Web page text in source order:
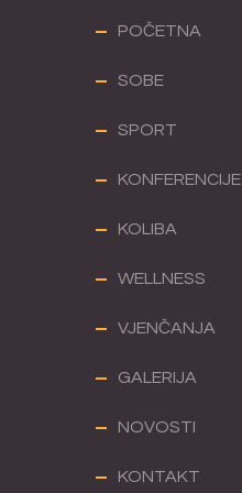
POČETNA
SOBE
SPORT
KONFERENCIJE
KOLIBA
WELLNESS
VJENČANJA
GALERIJA
NOVOSTI
KONTAKT